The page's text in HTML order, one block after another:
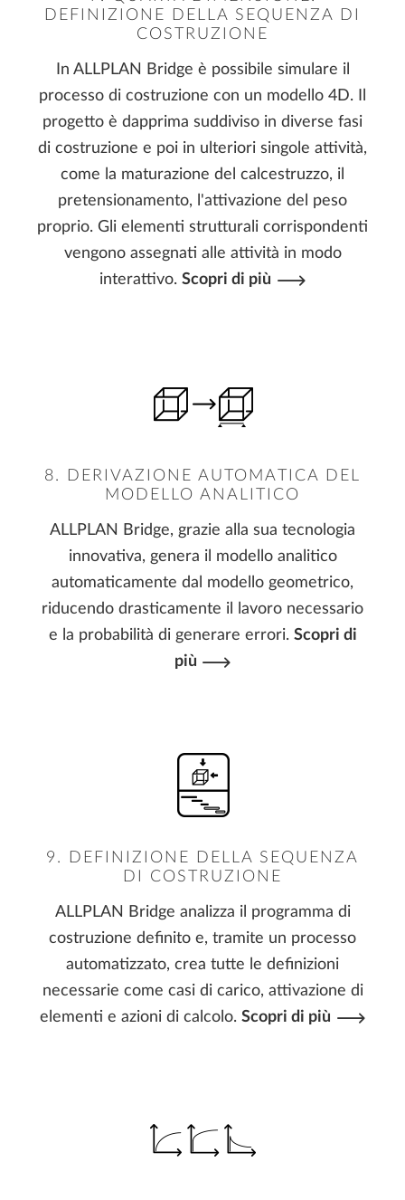
DEFINIZIONE DELLA SEQUENZA DI
COSTRUZIONE
In ALLPLAN Bridge è possibile simulare il
processo di costruzione con un modello 4D. Il
progetto è dapprima suddiviso in diverse fasi
di costruzione e poi in ulteriori singole attività,
come la maturazione del calcestruzzo, il
pretensionamento, l'attivazione del peso
proprio. Gli elementi strutturali corrispondenti
vengono assegnati alle attività in modo
interattivo.Scopri di più
8. DERIVAZIONE AUTOMATICA DEL
MODELLO ANALITICO
ALLPLAN Bridge, grazie alla sua tecnologia
innovativa, genera il modello analitico
automaticamente dal modello geometrico,
riducendo drasticamente il lavoro necessario
e la probabilità di generare errori. Scopri di
più
9. DEFINIZIONE DELLA SEQUENZA
DI COSTRUZIONE
ALLPLAN Bridge analizza il programma di
costruzione definito e, tramite un processo
automatizzato, crea tutte le definizioni
necessarie come casi di carico, attivazione di
elementi e azioni di calcolo.Scopri di più